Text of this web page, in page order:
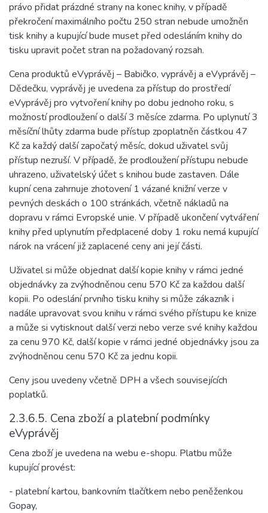
právo přidat prázdné strany na konec knihy, v případě
překročení maximálního počtu 250 stran nebude umožněn
tisk knihy a kupující bude muset před odesláním knihy do
tisku upravit počet stran na požadovaný rozsah.
Cena produktů eVyprávěj – Babičko, vyprávěj a eVyprávěj –
Dědečku, vyprávěj je uvedena za přístup do prostředí
eVyprávěj pro vytvoření knihy po dobu jednoho roku, s
možností prodloužení o další 3 měsíce zdarma. Po uplynutí 3
měsíční lhůty zdarma bude přístup zpoplatněn částkou 47
Kč za každý další započatý měsíc, dokud uživatel svůj
přístup nezruší. V případě, že prodloužení přístupu nebude
uhrazeno, uživatelský účet s knihou bude zastaven. Dále
kupní cena zahrnuje zhotovení 1 vázané knižní verze v
pevných deskách o 100 stránkách, včetně nákladů na
dopravu v rámci Evropské unie. V případě ukončení vytváření
knihy před uplynutím předplacené doby 1 roku nemá kupující
nárok na vrácení již zaplacené ceny ani její části.
Uživatel si může objednat další kopie knihy v rámci jedné
objednávky za zvýhodněnou cenu 570 Kč za každou další
kopii. Po odeslání prvního tisku knihy si může zákazník i
nadále upravovat svou knihu v rámci svého přístupu ke knize
a může si vytisknout další verzi nebo verze své knihy každou
za cenu 970 Kč, další kopie v rámci jedné objednávky jsou za
zvýhodněnou cenu 570 Kč za jednu kopii.
Ceny jsou uvedeny včetně DPH a všech souvisejících
poplatků.
2.3.6.5. Cena zboží a platební podmínky
eVyprávěj
Cena zboží je uvedena na webu e-shopu. Platbu může
kupující provést:
- platební kartou, bankovním tlačítkem nebo peněženkou
Gopay,